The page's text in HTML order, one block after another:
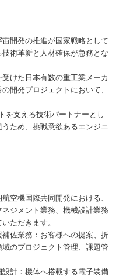
開発の推進が国家戦略として
術革新と人材確保が急務とな
けた日本有数の重工業メーカ
開発プロジェクトにおいて、
を支える技術パートナーとし
ため、挑戦意欲あるエンジニ
空機国際共同開発における、
ジメント業務、機械設計業務
ただきます。
佐業務：お客様への提案、折
のプロジェクト管理、課題管
計：機体へ搭載する電子装備